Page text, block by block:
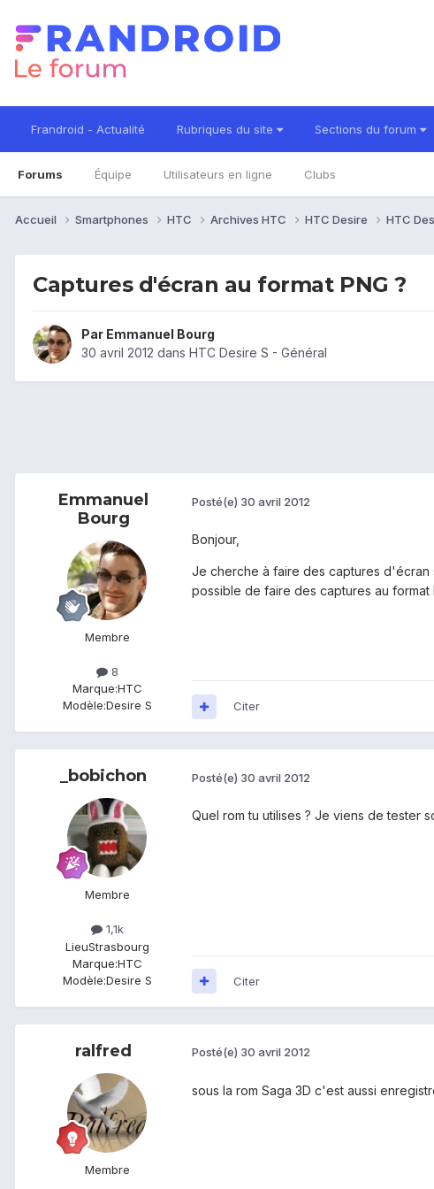
Frandroid - Actualité Rubriques du site Sections du forum
Forums Équipe Utilisateurs en ligne Clubs
Accueil Smartphones HTC Archives HTC HTC Desire HTC
Captures d'écran au format PNG ?
Par Emmanuel Bourg
30 avril 2012 dans HTC Desire S - Général
Emmanuel
Bourg
Membre
8
Marque:HTC
Modèle:Desire S
Posté(e) 30 avril 2012
Bonjour,
Je cherche à faire des captures d'écran
possible de faire des captures au format
Citer
_bobichon
Membre
1,1k
LieuStrasbourg
Marque:HTC
Modèle:Desire S
Posté(e) 30 avril 2012
Quel rom tu utilises ? Je viens de tester
Citer
ralfred
Membre
Posté(e) 30 avril 2012
sous la rom Saga 3D c'est aussi